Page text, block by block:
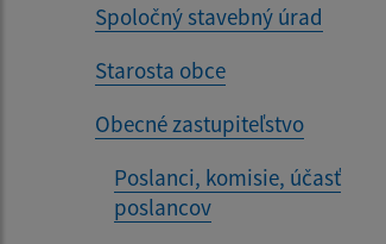
Spoločný stavebný úrad
Starosta obce
Obecné zastupiteľstvo
Poslanci, komisie, účasť
poslancov